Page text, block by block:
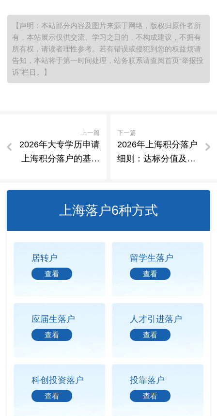
【声明：本站部分内容及图片来源于网络，版权归原作者所
有，本站展示仅供交流、学习之目的，不构成建议，不拥有
所有权，请读者理性参考。若有错误或侵犯到您的权益烦请
告知，本站将于第一时间处理，站务联系请查阅首页“举报投
诉”栏目。】
上一篇
2026年大专学历申请
上海积分落户的基础
下一篇
2026年上海积分落户
细则：达标分值及核
上海落户6种方式
居转户
查看
留学生落户
查看
应届生落户
查看
人才引进落户
查看
科创投资落户
查看
投靠落户
查看